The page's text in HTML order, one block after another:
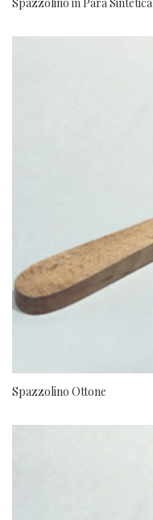
Spazzolino Ottone